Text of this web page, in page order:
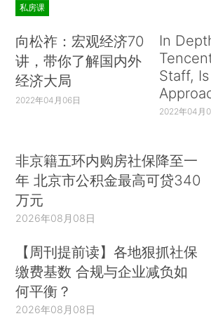
私房课
向松祚：宏观经济70
讲，带你了解国内外
经济大局
2022年04月06日
In
Staff, Is
2022年04月
非京籍五环内购房社保降至一
年 北京市公积金最高可贷340
万元
2026年08月08日
【周刊提前读】各地狠抓社保
缴费基数 合规与企业减负如
何平衡？
2026年08月08日